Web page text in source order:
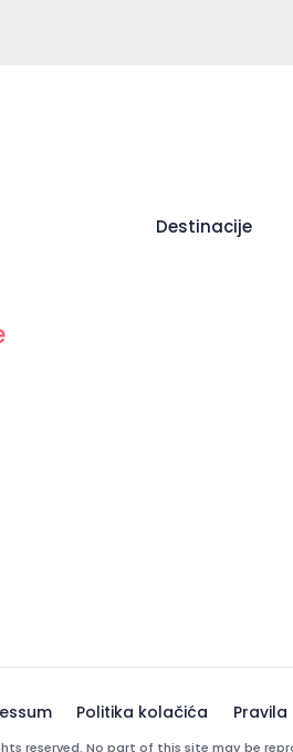
Destinacije
Politika kolačića
reserved. No part of this site may be